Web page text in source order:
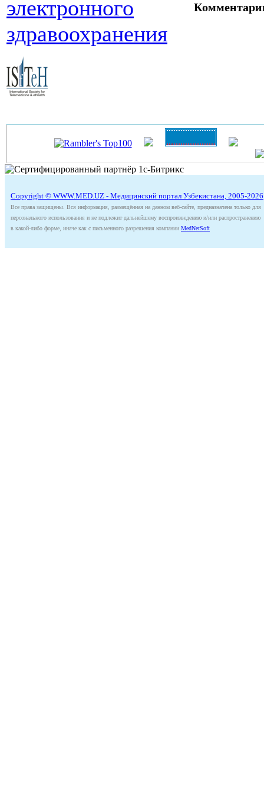
электронного
здравоохранения
Copyright © WWW.MED.UZ - Медицинский портал Узбекистана, 2005-2026
Все права защищены. Вся информация, размещённая на данном веб-сайте, предназначена только для
персонального использования и не подлежит дальнейшему воспроизведению и/или распространению
в какой-либо форме, иначе как с письменного разрешения компании MedNetSoft